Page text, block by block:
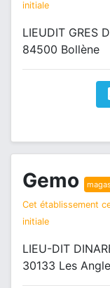
initiale
LIEUDIT GRES
84500 Bollène
Gemo
Cet établissement
initiale
LIEU-DIT
30133 Les